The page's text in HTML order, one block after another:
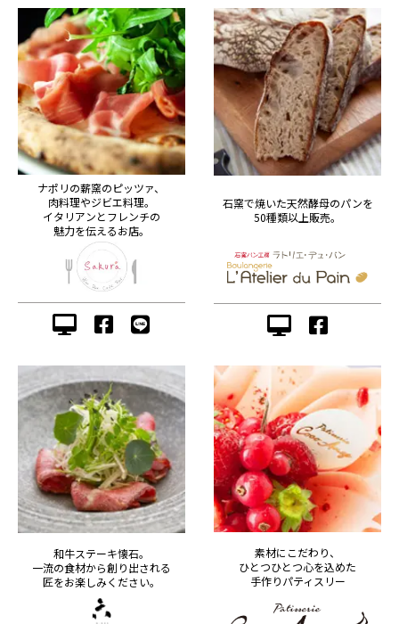
ナポリの薪窯のピッツァ、
肉料理やジビエ料理。
イタリアンとフレンチの
魅力を伝えるお店。
石窯で焼いた天然酵母のパンを
50種類以上販売。
和牛ステーキ懐石。
一流の食材から創り出される
匠をお楽しみください。
素材にこだわり、
ひとつひとつ心を込めた
手作りパティスリー